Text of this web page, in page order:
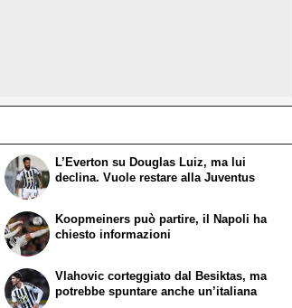
L’Everton su Douglas Luiz, ma lui
declina. Vuole restare alla Juventus
Koopmeiners può partire, il Napoli ha
chiesto informazioni
Vlahovic corteggiato dal Besiktas, ma
potrebbe spuntare anche un’italiana